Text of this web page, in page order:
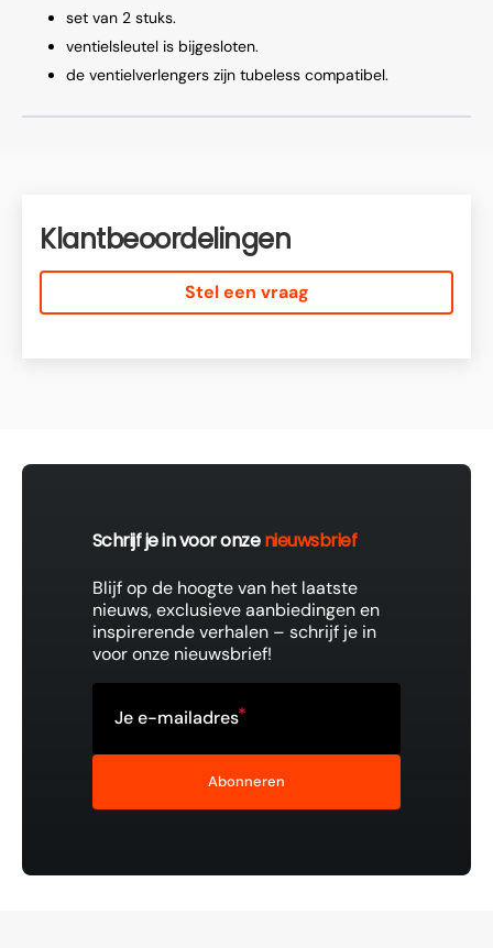
set van 2 stuks.
ventielsleutel is bijgesloten.
de ventielverlengers zijn tubeless compatibel.
Klantbeoordelingen
Stel een vraag
Schrijf je in voor onzenieuwsbrief
Blijf op de hoogte van het laatste
nieuws, exclusieve aanbiedingen en
inspirerende verhalen – schrijf je in
voor onze nieuwsbrief!
Je e-mailadres
Abonneren